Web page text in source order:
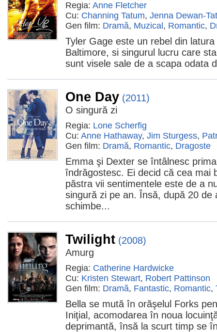
Regia: Anne Fletcher
Cu: Channing Tatum, Jenna Dewan-
Gen film: Dramă, Muzical , Romantic,
Tyler Gage este un rebel din
Baltimore, si singurul lucru care
sunt visele sale de a scapa odata
One Day (2011)
O singură zi
Regia: Lone Scherfig
Cu: Anne Hathaway, Jim Sturgess,
Gen film: Dramă, Romantic, Dragoste
Emma şi Dexter se întâlnesc
îndrăgostesc. Ei decid că cea mai
păstra vii sentimentele este de a
singură zi pe an. Însă, după 20 de
schimbe...
Twilight (2008)
Amurg
Regia: Catherine Hardwicke
Cu: Kristen Stewart, Robert Pattinson
Gen film: Dramă, Fantastic, Romantic,
Bella se mută în orăşelul Forks
Iniţial, acomodarea în noua
deprimantă, însă la scurt timp se